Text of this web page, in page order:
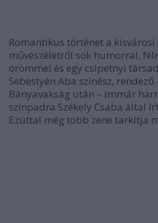
Romantikus történet a
művészéletről sok humorral,
örömmel és egy csipetnyi
Sebestyén Aba színész,
Bányavakság után – immár
színpadra Székely Csaba által
Ezúttal még több zene tarkítja